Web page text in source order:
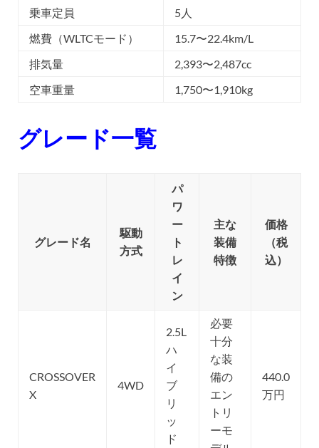
乗車定員
5人
燃費（WLTCモード）
15.7〜22.4km/L
排気量
2,393〜2,487cc
空車重量
1,750〜1,910kg
グレード一覧
グレード名
駆動
方式
パ
ワ
ー
ト
レ
イ
ン
主な
装備
特徴
価格
（税
込）
CROSSOVER
X
4WD
2.5L
ハ
イ
ブ
リ
ッ
ド
必要
十分
な装
備の
エン
トリ
ーモ
440.0
万円